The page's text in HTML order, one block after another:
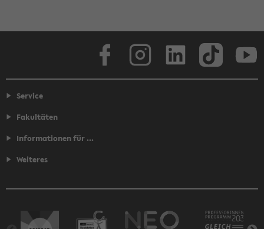
Service
Fakultäten
Informationen für ...
Weiteres